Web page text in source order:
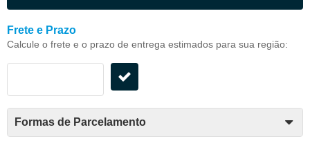
Frete e Prazo
Calcule o frete e o prazo de entrega estimados para sua região:
Formas de Parcelamento